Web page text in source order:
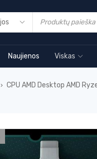
Naujienos Viskas
› CPU AMD Desktop AMD